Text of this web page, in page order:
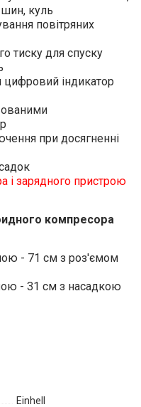
куль
повітряних
тиску для спуску
цифровий індикатор
при досягненні
і зарядного пристрою
компресора
- 71 см з роз'ємом
- 31 см з насадкою
Einhell